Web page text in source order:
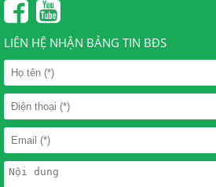
LIÊN HỆ NHẬN BẢNG TIN BĐS